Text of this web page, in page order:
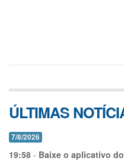
ÚLTIMAS
7/8/2026
19:58 - Baixe o aplicativo